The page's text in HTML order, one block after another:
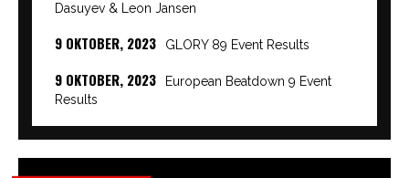
Dasuyev & Leon Jansen
9 OKTOBER, 2023 GLORY 89 Event Results
9 OKTOBER, 2023
European Beatdown 9 Event
Results